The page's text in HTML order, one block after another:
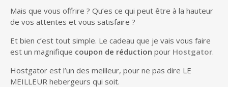
Mais que vous offrire ? Qu’es ce qui peut être à la hauteur
de vos attentes et vous satisfaire ?
Et bien c’est tout simple. Le cadeau que je vais vous faire
est un magnifique coupon de réduction pour Hostgator.
Hostgator est l’un des meilleur, pour ne pas dire LE
MEILLEUR hebergeurs qui soit.